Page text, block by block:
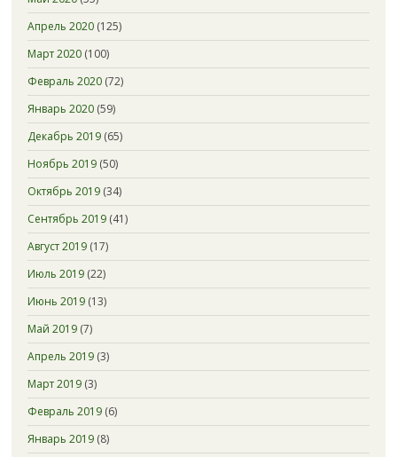
Апрель 2020(125)
Март 2020(100)
Февраль 2020(72)
Январь 2020(59)
Декабрь 2019(65)
Ноябрь 2019(50)
Октябрь 2019(34)
Сентябрь 2019(41)
Август 2019(17)
Июль 2019(22)
Июнь 2019(13)
Май 2019(7)
Апрель 2019(3)
Март 2019(3)
Февраль 2019(6)
Январь 2019(8)